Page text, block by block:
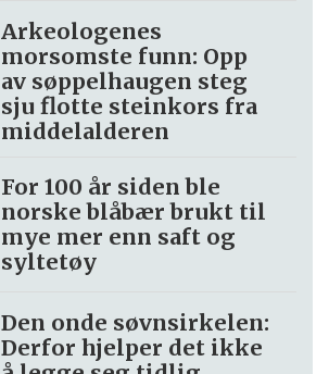
Arkeologenes
morsomste funn: Opp
av søppel­haugen steg
sju flotte steinkors fra
middelalderen
For 100 år siden ble
norske blåbær brukt til
mye mer enn saft og
syltetøy
Den onde søvnsirkelen:
Derfor hjelper det ikke